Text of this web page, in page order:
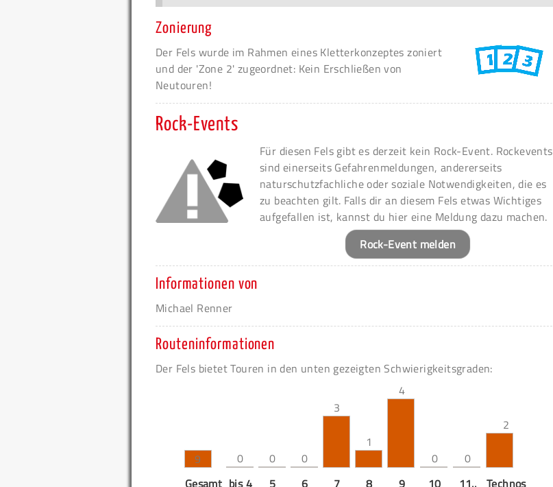
Zonierung
Der Fels wurde im Rahmen eines Kletterkonzeptes zoniert
und der 'Zone 2' zugeordnet: Kein Erschließen von
Neutouren!
Rock-Events
Für diesen Fels gibt es derzeit kein Rock-Event. Rockevents
sind einerseits Gefahrenmeldungen, andererseits
naturschutzfachliche oder soziale Notwendigkeiten, die es
zu beachten gilt. Falls dir an diesem Fels etwas Wichtiges
aufgefallen ist, kannst du hier eine Meldung dazu machen.
Rock-Event melden
Informationen von
Michael Renner
Routeninformationen
Der Fels bietet Touren in den unten gezeigten Schwierigkeitsgraden:
9 0 0 0
3
1
4
0 0
2
Gesamt bis 4 5 6 7 8 9 10 11.. Technos